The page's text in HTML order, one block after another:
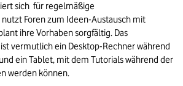
sich  für regelmäßige
Foren zum Ideen-Austausch mit
ihre Vorhaben sorgfältig. Das
vermutlich ein Desktop-Rechner während
ein Tablet, mit dem Tutorials während der
werden können.